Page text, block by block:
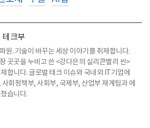
테크부
원. 기술이 바꾸는 세상 이야기를 취재합니다.
곳곳을 누비고 쓴 <강다은의 실리콘밸리 씬>
합니다. 글로벌 테크 이슈와 국내외 IT기업에
사회정책부, 사회부, 국제부, 산업부 재계팀과 에
습니다.